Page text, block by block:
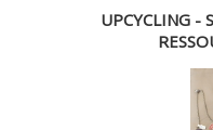
UPCYCLING -